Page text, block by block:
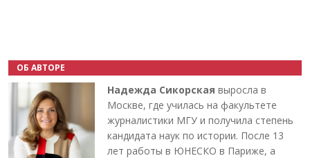
ОБ АВТОРЕ
Надежда Сикорская выросла в
Москве, где училась на факультете
журналистики МГУ и получила степень
кандидата наук по истории. После 13
лет работы в ЮНЕСКО в Париже, а